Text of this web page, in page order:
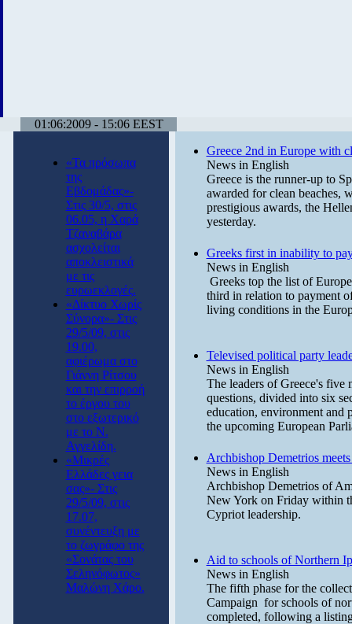
01:06:2009 - 15:06 EEST
«Τα πρόσωπα
της
Εβδομάδας»-
Στις 30/5, στις
06.05, η Χαρά
Τζαναβάρα
ασχολείται
αποκλειστικά
με τις
ευρωεκλογές.
«Δίκτυο Χωρίς
Σύνορα»- Στις
29/5/09, στις
19.00,
αφιέρωμα στο
Γιάννη Ρίτσου
και την επιρροή
το έργου του
στο εξωτερικό
με το Ν.
Αγγελίδη.
«Μικρές
Ελλάδες γεια
σας»- Στις
29/5/09, στις
17.07,
συνέντευξη με
το ζωγράφο της
«Σονάτας του
Σεληνόφωτος»
Μαλώνη Χάρο.
Greece 2nd in Europe with
News in English
Greece is the runner-up to
awarded for clean beaches,
prestigious awards, the
yesterday.
Greeks first in inability to
News in English
Greeks top the list of
third in relation to payment
living conditions in the
Televised political party
News in English
The leaders of Greece's five
questions, divided into six
education, environment and
the upcoming European
Archbishop Demetrios
News in English
Archbishop Demetrios of
New York on Friday within
Cypriot leadership.
Aid to schools of Northern
News in English
The fifth phase for the
Campaign for schools of
completed, following a